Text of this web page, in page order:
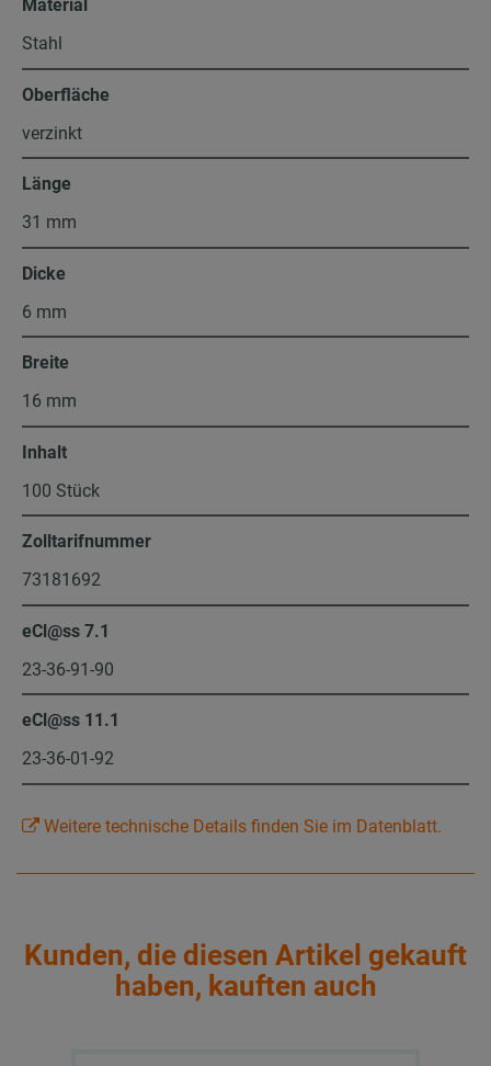
Material
Stahl
Oberfläche
verzinkt
Länge
31 mm
Dicke
6 mm
Breite
16 mm
Inhalt
100 Stück
Zolltarifnummer
73181692
eCl@ss 7.1
23-36-91-90
eCl@ss 11.1
23-36-01-92
Weitere technische Details finden Sie im Datenblatt.
Kunden, die diesen Artikel gekauft
haben, kauften auch